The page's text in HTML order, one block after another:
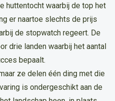
huttentocht waarbij de top het
er naartoe slechts de prijs
de stopwatch regeert. De
drie landen waarbij het aantal
bepaalt.
ze delen één ding met die
is ondergeschikt aan de